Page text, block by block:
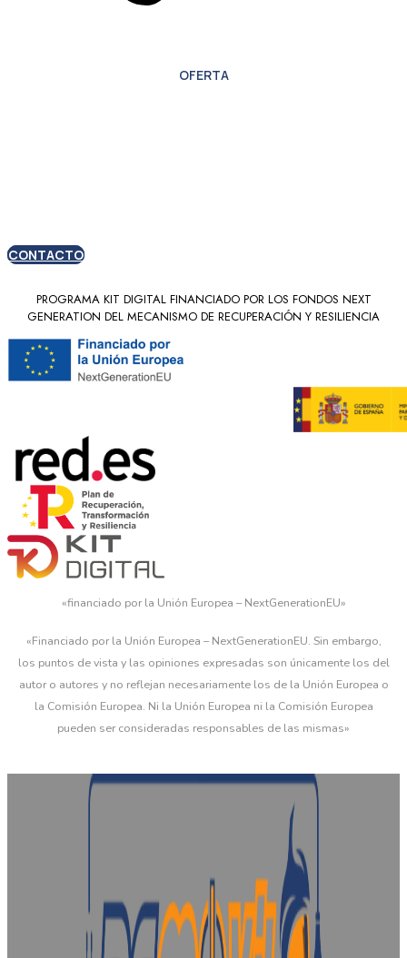
OFERTA
CONTACTO
PROGRAMA KIT DIGITAL FINANCIADO POR LOS FONDOS NEXT
GENERATION DEL MECANISMO DE RECUPERACIÓN Y RESILIENCIA
«financiado por la Unión Europea – NextGenerationEU»
«Financiado por la Unión Europea – NextGenerationEU. Sin embargo,
los puntos de vista y las opiniones expresadas son únicamente los del
autor o autores y no reflejan necesariamente los de la Unión Europea o
la Comisión Europea. Ni la Unión Europea ni la Comisión Europea
pueden ser consideradas responsables de las mismas»